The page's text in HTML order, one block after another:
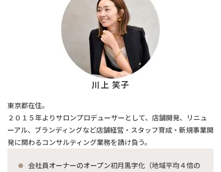
川上 笑子
東京都在住。
２０１５年よりサロンプロデューサーとして、店舗開発、リニュ
ーアル、ブランディングなど店舗経営・スタッフ育成・新規事業開
発に関わるコンサルティング業務を請け負う。
会社員オーナーのオープン初月黒字化（地域平均４倍の